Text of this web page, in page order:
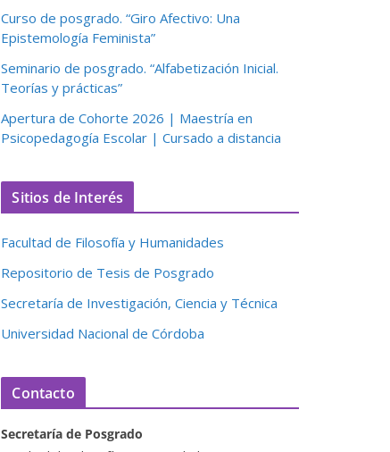
Curso de posgrado. “Giro Afectivo: Una
Epistemología Feminista”
Seminario de posgrado. “Alfabetización Inicial.
Teorías y prácticas”
Apertura de Cohorte 2026 | Maestría en
Psicopedagogía Escolar | Cursado a distancia
Sitios de Interés
Facultad de Filosofía y Humanidades
Repositorio de Tesis de Posgrado
Secretaría de Investigación, Ciencia y Técnica
Universidad Nacional de Córdoba
Contacto
Secretaría de Posgrado